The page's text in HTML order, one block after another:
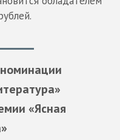
«Ясная